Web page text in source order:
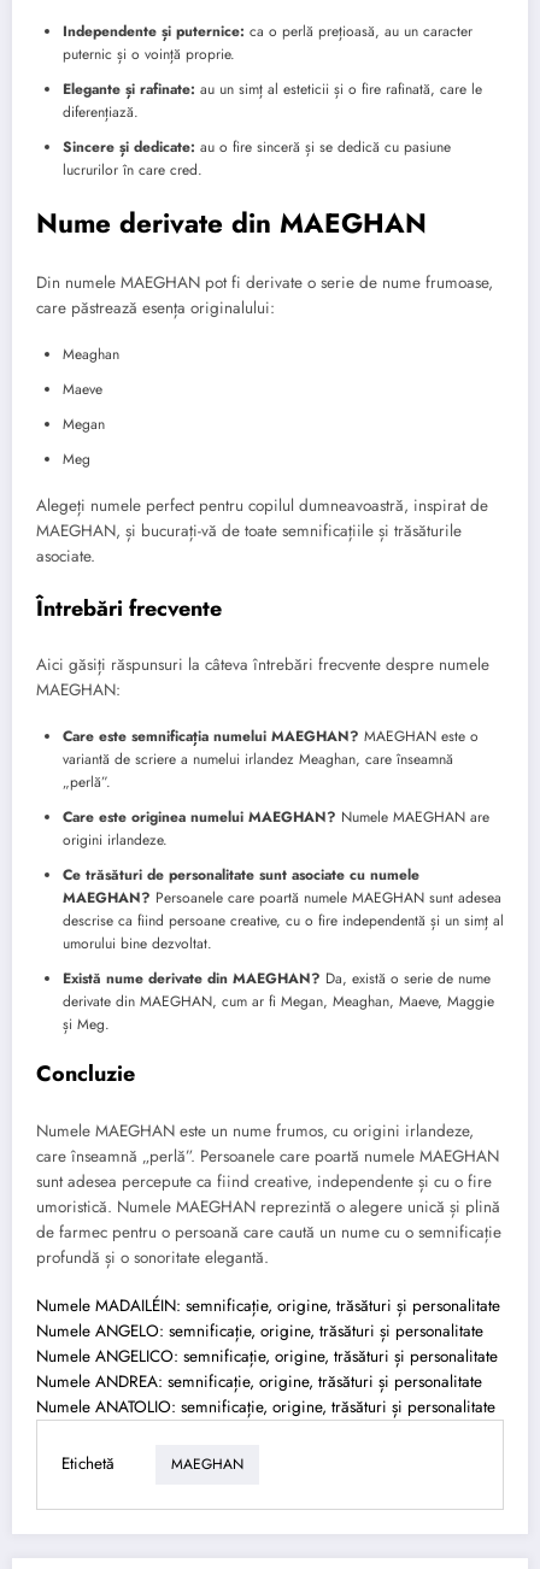
Independente și puternice: ca o perlă prețioasă, au un caracter
puternic și o voință proprie.
Elegante și rafinate: au un simț al esteticii și o fire rafinată, care le
diferențiază.
Sincere și dedicate: au o fire sinceră și se dedică cu pasiune
lucrurilor în care cred.
Nume derivate din MAEGHAN
Din numele MAEGHAN pot fi derivate o serie de nume frumoase,
care păstrează esența originalului:
Meaghan
Maeve
Megan
Meg
Alegeți numele perfect pentru copilul dumneavoastră, inspirat de
MAEGHAN, și bucurați-vă de toate semnificațiile și trăsăturile
asociate.
Întrebări frecvente
Aici găsiți răspunsuri la câteva întrebări frecvente despre numele
MAEGHAN:
Care este semnificația numelui MAEGHAN? MAEGHAN este o
variantă de scriere a numelui irlandez Meaghan, care înseamnă
„perlă”.
Care este originea numelui MAEGHAN? Numele MAEGHAN are
origini irlandeze.
Ce trăsături de personalitate sunt asociate cu numele
MAEGHAN? Persoanele care poartă numele MAEGHAN sunt adesea
descrise ca fiind persoane creative, cu o fire independentă și un simț al
umorului bine dezvoltat.
Există nume derivate din MAEGHAN? Da, există o serie de nume
derivate din MAEGHAN, cum ar fi Megan, Meaghan, Maeve, Maggie
și Meg.
Concluzie
Numele MAEGHAN este un nume frumos, cu origini irlandeze,
care înseamnă „perlă”. Persoanele care poartă numele MAEGHAN
sunt adesea percepute ca fiind creative, independente și cu o fire
umoristică. Numele MAEGHAN reprezintă o alegere unică și plină
de farmec pentru o persoană care caută un nume cu o semnificație
profundă și o sonoritate elegantă.
Numele MADAILÉIN: semnificație, origine, trăsături și personalitate
Numele ANGELO: semnificație, origine, trăsături și personalitate
Numele ANGELICO: semnificație, origine, trăsături și personalitate
Numele ANDREA: semnificație, origine, trăsături și personalitate
Numele ANATOLIO: semnificație, origine, trăsături și personalitate
Etichetă MAEGHAN